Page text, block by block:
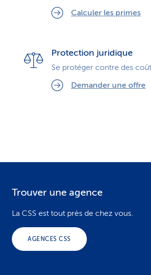
Calculer les primes
Protection juridique
Se protéger contre des
Demander une offre
Trouver une agence
La CSS est tout près de chez vous.
AGENCES CSS